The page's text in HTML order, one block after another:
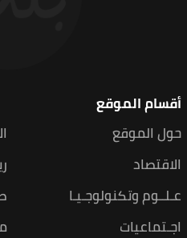
أقسام الموقع
حول الموقع
الاقتصاد
عـلــوم وتكنولوجـيـا
اجـتماعيات